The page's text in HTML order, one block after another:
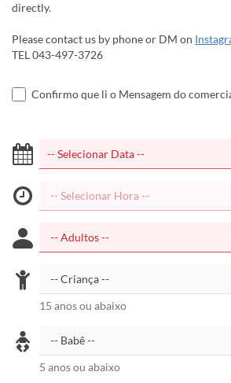
directly.
Please contact us by phone or DM on
TEL 043-497-3726
Confirmo que li o Mensagem do
15 anos ou abaixo
5 anos ou abaixo